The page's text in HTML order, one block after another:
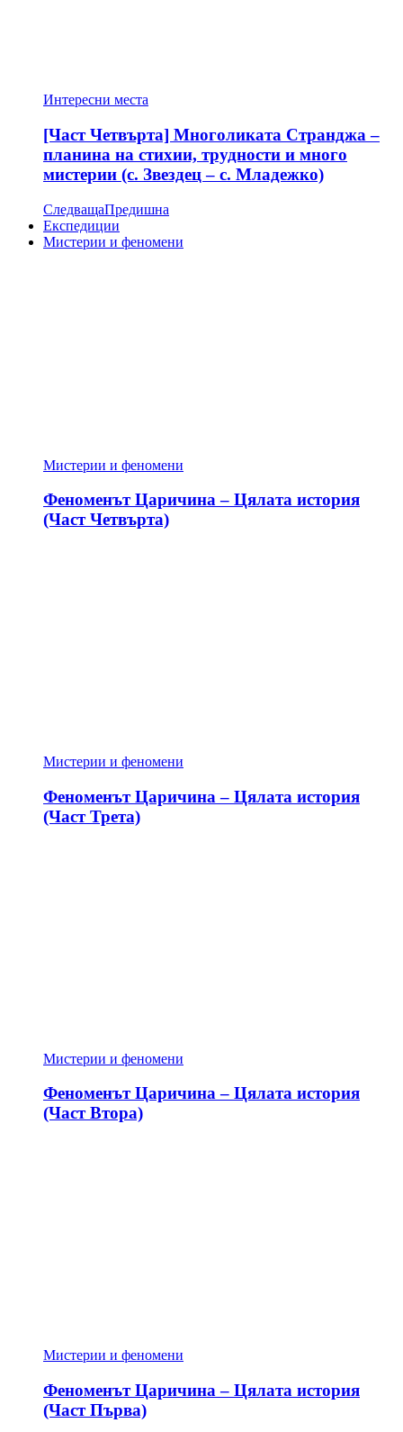
Интересни места
[Част Четвърта] Многоликата Странджа –
планина на стихии, трудности и много
мистерии (с. Звездец – с. Младежко)
СледващаПредишна
Експедиции
Мистерии и феномени
Мистерии и феномени
Феноменът Царичина – Цялата история
(Част Четвърта)
Мистерии и феномени
Феноменът Царичина – Цялата история
(Част Трета)
Мистерии и феномени
Феноменът Царичина – Цялата история
(Част Втора)
Мистерии и феномени
Феноменът Царичина – Цялата история
(Част Първа)